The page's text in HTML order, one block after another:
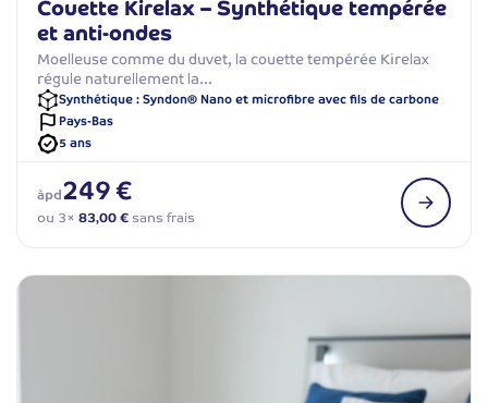
Couette Kirelax – Synthétique tempérée
et anti-ondes
Moelleuse comme du duvet, la couette tempérée Kirelax
régule naturellement la…
Synthétique : Syndon® Nano et microfibre avec fils de carbone
Pays-Bas
5 ans
àpd249 €
ou 3× 83,00 €sans frais